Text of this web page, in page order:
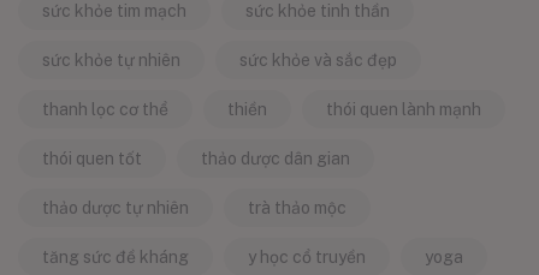
sức khỏe tim mạch sức khỏe tinh thần
sức khỏe tự nhiên sức khỏe và sắc đẹp
thanh lọc cơ thể thiền thói quen lành mạnh
thói quen tốt thảo dược dân gian
thảo dược tự nhiên trà thảo mộc
tăng sức đề kháng y học cổ truyền yoga